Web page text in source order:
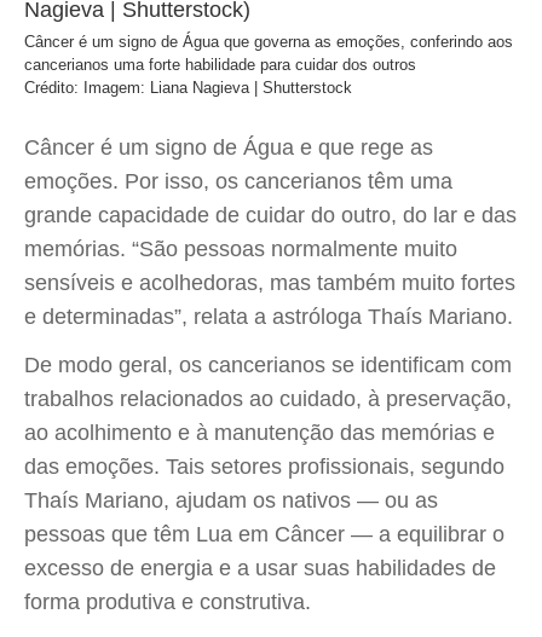
Câncer é um signo de Água que governa as emoções, conferindo aos
cancerianos uma forte habilidade para cuidar dos outros
Crédito: Imagem: Liana Nagieva | Shutterstock
Câncer é um signo de Água e que rege as
emoções. Por isso, os cancerianos têm uma
grande capacidade de cuidar do outro, do lar e das
memórias. “São pessoas normalmente muito
sensíveis e acolhedoras, mas também muito fortes
e determinadas”, relata a astróloga Thaís Mariano.
De modo geral, os cancerianos se identificam com
trabalhos relacionados ao cuidado, à preservação,
ao acolhimento e à manutenção das memórias e
das emoções. Tais setores profissionais, segundo
Thaís Mariano, ajudam os nativos — ou as
pessoas que têm Lua em Câncer — a equilibrar o
excesso de energia e a usar suas habilidades de
forma produtiva e construtiva.